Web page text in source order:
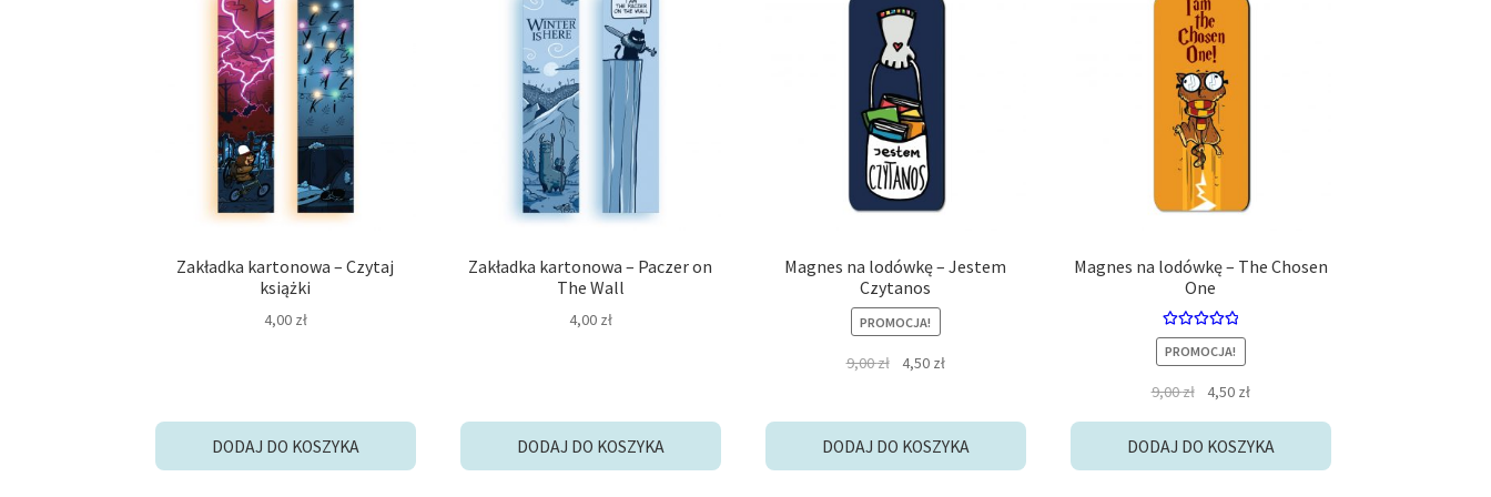
Zakładka kartonowa – Czytaj
książki
4,00 zł
DODAJ DO KOSZYKA
Zakładka kartonowa – Paczer on
The Wall
4,00 zł
DODAJ DO KOSZYKA
Magnes na lodówkę – Jestem
Czytanos
PROMOCJA!
9,00zł
Pierwotna
4,50 złAktualna
DODAJ DO KOSZYKA
Magnes na lodówkę – The Chosen
One
Oceniono
5.00na 5
PROMOCJA!
9,00zł
Pierwotna
wynosiła:
4,50 złAktualna
wynosi:
DODAJ DO KOSZYKA